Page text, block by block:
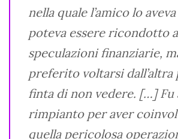
nella quale l’amico lo
poteva essere ricondotto
speculazioni finanziarie,
preferito voltarsi dall’altra
finta di non vedere. […] Fu
rimpianto per aver
quella pericolosa